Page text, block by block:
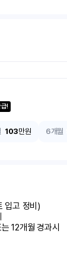
!
103만원 6개월
입고 정비)
12개월 경과시